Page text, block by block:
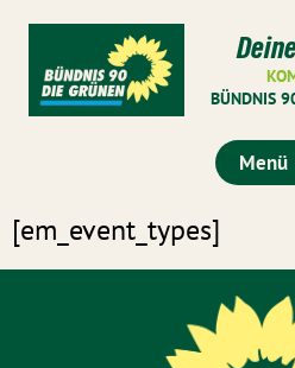
BÜNDNIS
Menü
[em_event_types]